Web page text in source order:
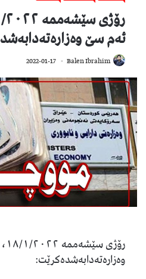
ئەم سێ
Balen Ibrahim
2022-01-17
وەزارەتەدابەشدەکرێت: